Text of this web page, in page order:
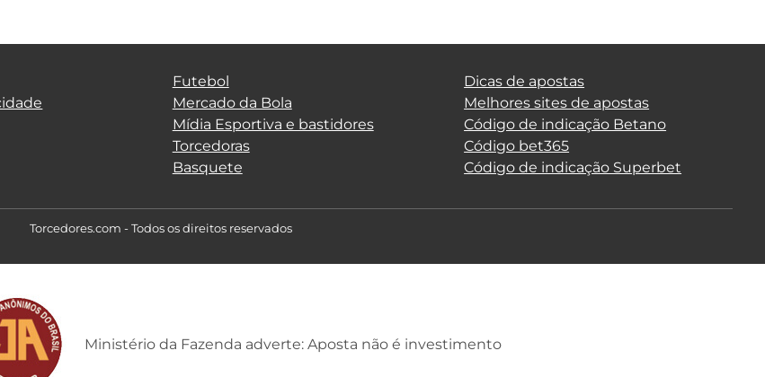
Futebol
Mercado da Bola
Mídia Esportiva e bastidores
Torcedoras
Basquete
Dicas de apostas
Melhores sites de apostas
Código de indicação Betano
Código bet365
Código de indicação Superbet
Torcedores.com - Todos os direitos reservados
Ministério da Fazenda adverte: Aposta não é investimento